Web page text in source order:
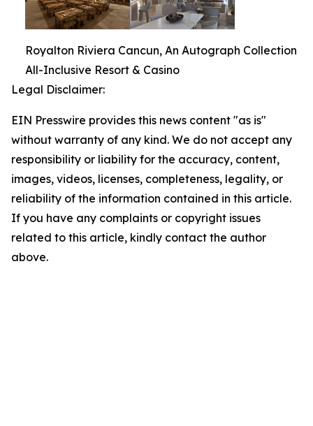
Royalton Riviera Cancun, An Autograph Collection
All-Inclusive Resort & Casino
Legal Disclaimer:
EIN Presswire provides this news content "as is"
without warranty of any kind. We do not accept any
responsibility or liability for the accuracy, content,
images, videos, licenses, completeness, legality, or
reliability of the information contained in this article.
If you have any complaints or copyright issues
related to this article, kindly contact the author
above.